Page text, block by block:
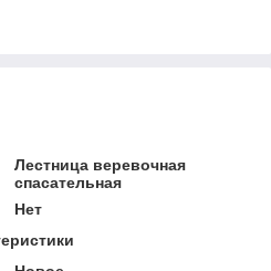
Лестница веревочная
спасательная
Нет